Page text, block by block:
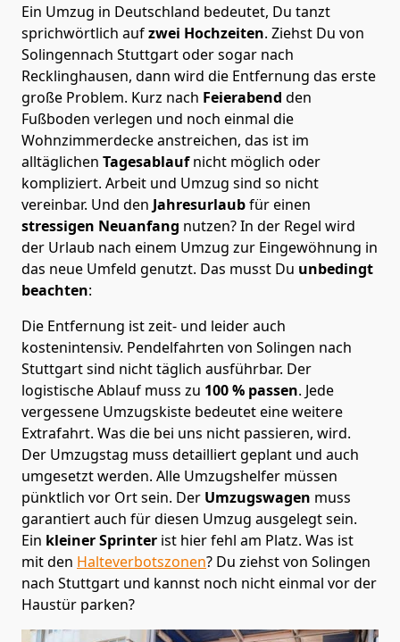
Ein Umzug in Deutschland bedeutet, Du tanzt
sprichwörtlich aufzwei Hochzeiten. Ziehst Du von
Solingennach Stuttgart oder sogar nach
Recklinghausen, dann wird die Entfernung das erste
große Problem. Kurz nach Feierabend den
Fußboden verlegen und noch einmal die
Wohnzimmerdecke anstreichen, das ist im
alltäglichen Tagesablaufnicht möglich oder
kompliziert. Arbeit und Umzug sind so nicht
vereinbar. Und den Jahresurlaubfür einen
stressigen Neuanfang nutzen? In der Regel wird
der Urlaub nach einem Umzug zur Eingewöhnung in
das neue Umfeld genutzt. Das musst Du unbedingt
beachten:
Die Entfernung ist zeit- und leider auch
kostenintensiv. Pendelfahrten von Solingen nach
Stuttgart sind nicht täglich ausführbar. Der
logistische Ablauf muss zu 100 % passen. Jede
vergessene Umzugskiste bedeutet eine weitere
Extrafahrt. Was die bei uns nicht passieren, wird.
Der Umzugstag muss detailliert geplant und auch
umgesetzt werden. Alle Umzugshelfer müssen
pünktlich vor Ort sein. Der Umzugswagen muss
garantiert auch für diesen Umzug ausgelegt sein.
Ein kleiner Sprinter ist hier fehl am Platz. Was ist
mit den Halteverbotszonen? Du ziehst von Solingen
nach Stuttgart und kannst noch nicht einmal vor der
Haustür parken?